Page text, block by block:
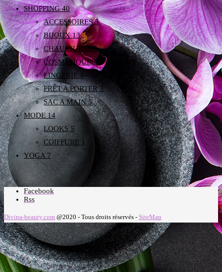
SHOPPING40
ACCESSOIRES5
BIJOUX13
CHAUSSURES5
COSMÉTIQUES
LINGERIE4
PRÊT A PORTER3
SAC A MAIN5
MODE14
LOOKS 5
COIFFURE 1
YOGA 7
Facebook
Rss
Divina-beauty.com @2020 - Tous droits réservés - SiteMap